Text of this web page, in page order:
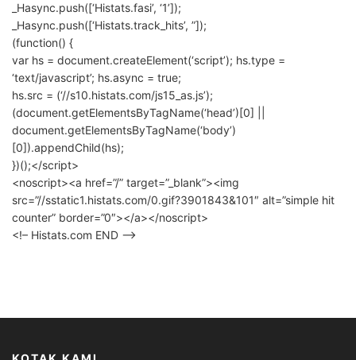
_Hasync.push([‘Histats.fasi’, ‘1’]);
_Hasync.push([‘Histats.track_hits’, ”]);
(function() {
var hs = document.createElement(‘script’); hs.type =
‘text/javascript’; hs.async = true;
hs.src = (‘//s10.histats.com/js15_as.js’);
(document.getElementsByTagName(‘head’)[0] ||
document.getElementsByTagName(‘body’)
[0]).appendChild(hs);
})();</script>
<noscript><a href=”/” target=”_blank”><img
src=”//sstatic1.histats.com/0.gif?3901843&101″ alt=”simple hit
counter” border=”0″></a></noscript>
<!– Histats.com END –>